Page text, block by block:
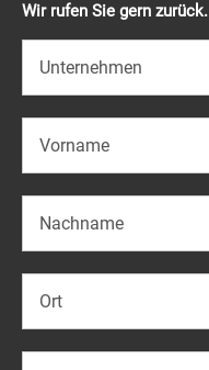
Wir rufen Sie gern zurück.